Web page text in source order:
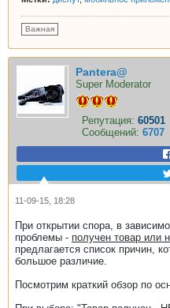
Важная
Pantera@
Super Moderator
Репутация: 60501
Сообщений: 6707
11-09-15, 18:28
При открытии спора, в
проблемы - получен товар или
предлагается список причин,
большое различие.
Посмотрим краткий обзор по